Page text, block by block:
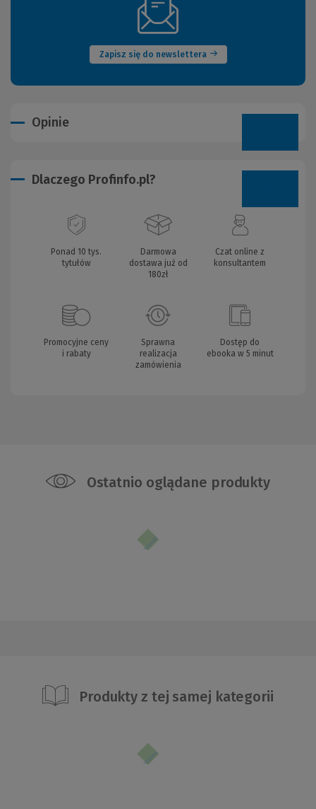
Zapisz się do newslettera
(Nowe
okno)
Opinie
Dlaczego Profinfo.pl?
Ponad 10 tys.
tytułów
Darmowa
dostawa już od
180zł
Czat online z
konsultantem
Promocyjne ceny
i rabaty
Sprawna
realizacja
zamówienia
Dostęp do
ebooka w 5 minut
Ostatnio oglądane produkty
Produkty z tej samej kategorii